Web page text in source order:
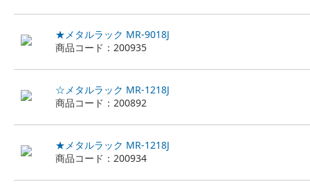
★メタルラック MR-9018J
商品コード：200935
☆メタルラック MR-1218J
商品コード：200892
★メタルラック MR-1218J
商品コード：200934